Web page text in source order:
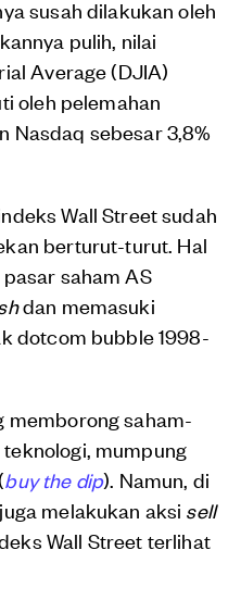
susah dilakukan oleh
pulih, nilai
Average (DJIA)
oleh pelemahan
Nasdaq sebesar 3,8%
Wall Street sudah
berturut-turut. Hal
saham AS
dan memasuki
dotcom bubble 1998-
memborong saham-
mumpung
buy the dip). Namun, di
melakukan aksi sell
Wall Street terlihat